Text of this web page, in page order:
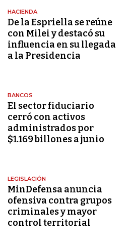
HACIENDA
De la Espriella se reúne
con Milei y destacó su
influencia en su llegada
a la Presidencia
BANCOS
El sector fiduciario
cerró con activos
administrados por
$1.169 billones a junio
LEGISLACIÓN
MinDefensa anuncia
ofensiva contra grupos
criminales y mayor
control territorial